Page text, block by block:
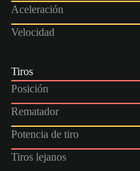
Aceleración
Velocidad
Tiros
Posición
Rematador
Potencia de tiro
Tiros lejanos